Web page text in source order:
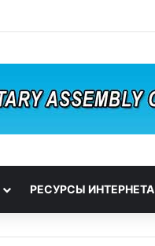
РЕСУРСЫ ИНТЕРНЕТА